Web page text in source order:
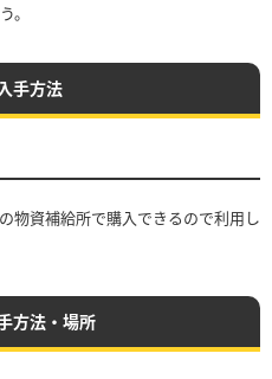
。
手方法
物資補給所で購入できるので利用し
方法・場所